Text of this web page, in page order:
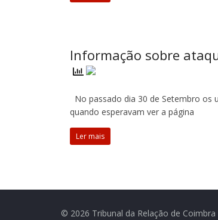
Informação sobre
No passado dia 30 de Setembro os
quando esperavam ver a página
Ler mais
© 2026 Tribunal da Relação de